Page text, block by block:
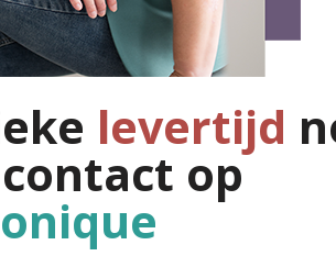
levertijd
op